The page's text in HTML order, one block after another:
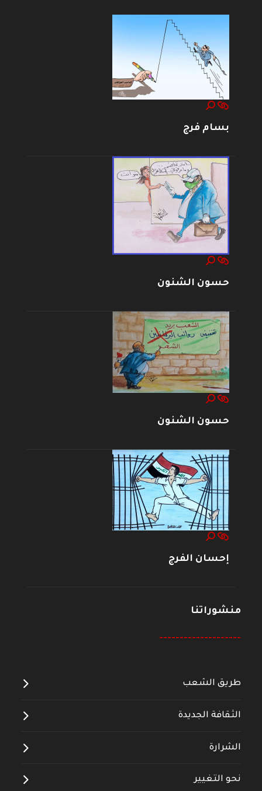
بسام فرج
حسون الشنون
حسون الشنون
إحسان الفرج
منشوراتنا
--------------------
طريق الشعب
الثقافة الجديدة
الشرارة
نحو التغيير